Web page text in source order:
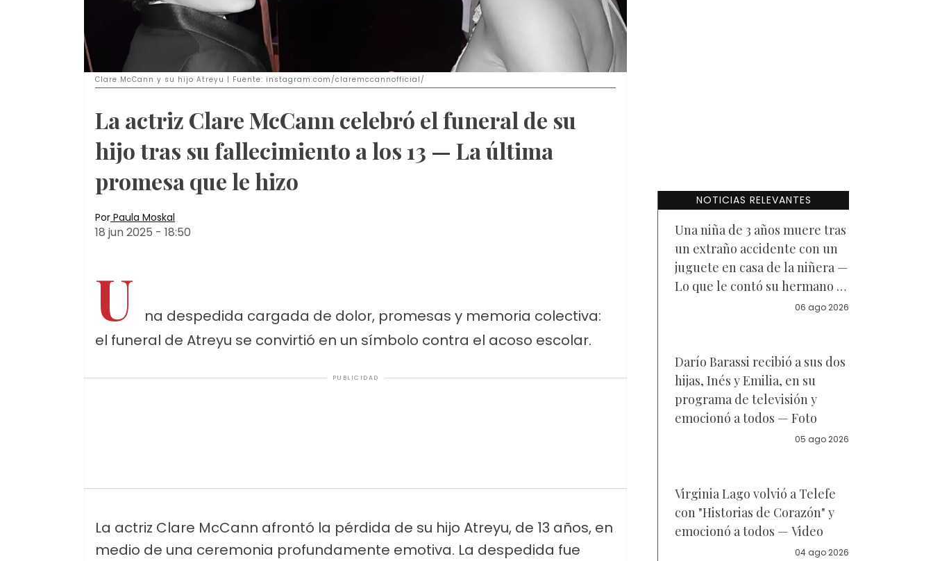
Clare McCann y su hijo Atreyu | Fuente: instagram.com/claremccannofficial/
La actriz Clare McCann celebró el funeral de su
hijo tras su fallecimiento a los 13 — La última
promesa que le hizo
Por Paula Moskal
18 jun 2025 - 18:50
U
na despedida cargada de dolor, promesas y memoria colectiva:
el funeral de Atreyu se convirtió en un símbolo contra el acoso escolar.
PUBLICIDAD
La actriz Clare McCann afrontó la pérdida de su hijo Atreyu, de 13 años, en
medio de una ceremonia profundamente emotiva. La despedida fue
NOTICIAS RELEVANTES
Una niña de 3 años muere tras
un extraño accidente con un
juguete en casa de la niñera —
Lo que le contó su hermano a
06 ago 2026
Darío Barassi recibió a sus dos
hijas, Inés y Emilia, en su
programa de televisión y
emocionó a todos — Foto
05 ago 2026
Virginia Lago volvió a Telefe
con "Historias de Corazón" y
emocionó a todos — Video
04 ago 2026